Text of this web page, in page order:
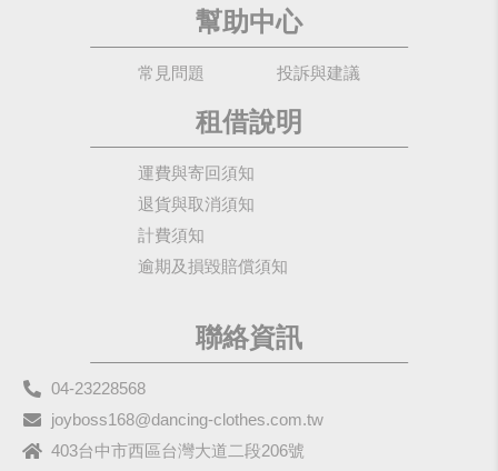
幫助中心
常見問題 投訴與建議
租借說明
運費與寄回須知
退貨與取消須知
計費須知
逾期及損毀賠償須知
聯絡資訊
04-23228568
joyboss168@dancing-clothes.com.tw
403台中市西區台灣大道二段206號